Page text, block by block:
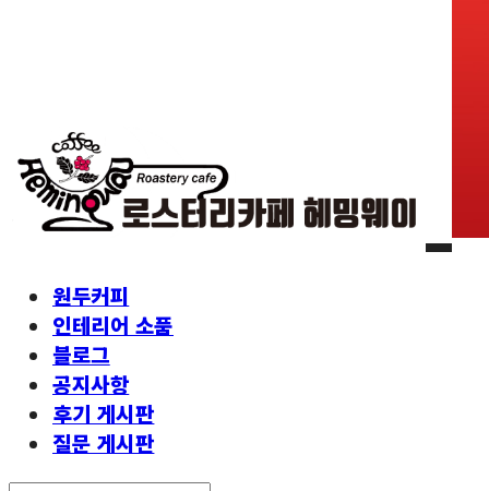
원두커피
인테리어 소품
블로그
공지사항
후기 게시판
질문 게시판